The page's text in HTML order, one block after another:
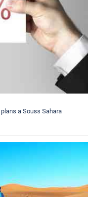
a Souss Sahara